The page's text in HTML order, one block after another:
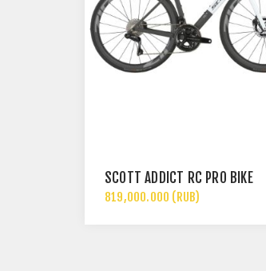
SCOTT ADDICT RC PRO BIKE
819,000.000 (RUB)